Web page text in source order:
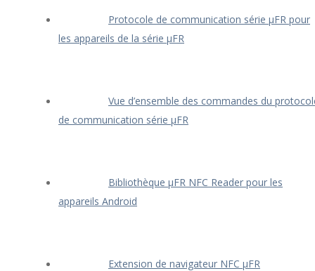
Protocole de communication série μFR pour
les appareils de la série μFR
Vue d’ensemble des commandes du
de communication série μFR
Bibliothèque μFR NFC Reader pour les
appareils Android
Extension de navigateur NFC μFR